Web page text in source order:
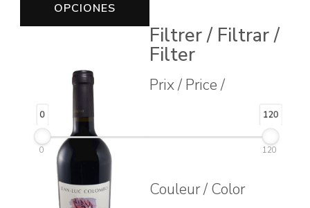
OPCIONES
tiene
múltiples
Las
en
tiene
variantes.
opciones
elegir
Filtrer / Filtrar /
Filter
Prix / Price /
0 120
0 120
Couleur / Color